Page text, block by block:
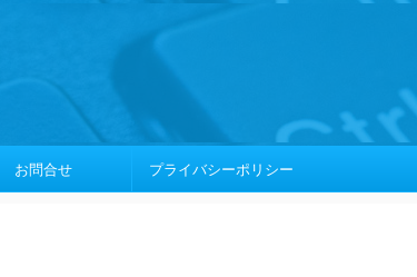
お問合せ プライバシーポリシー